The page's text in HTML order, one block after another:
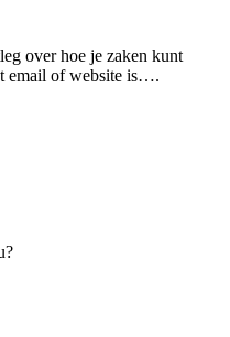
over hoe je zaken kunt
email of website is….